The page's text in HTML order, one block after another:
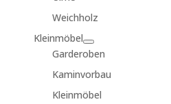
Weichholz
Kleinmöbel
Garderoben
Kaminvorbau
Kleinmöbel